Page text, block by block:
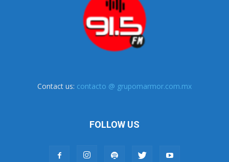
Contact us: contacto @ grupomarmor.com.mx
FOLLOW US